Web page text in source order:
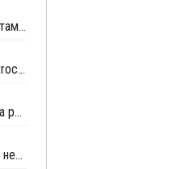
Индия продлевает освобождение от уплаты таможенных пошлин на импорт нефтехимии на фоне конфликта на Ближнем Востоке
Взрыв на трубопроводе для нафты Haldia Petrochemicals вряд ли повлияет на выпуск полимеров
Индийская Manali Petrochemicals возобновила работу завода №1 после выделения правительством пропилена для фармпромышленности
Стоимость индийского предприятия HPCL по нефтепереработке и нефтехимии в Раджастане почти удвоилась